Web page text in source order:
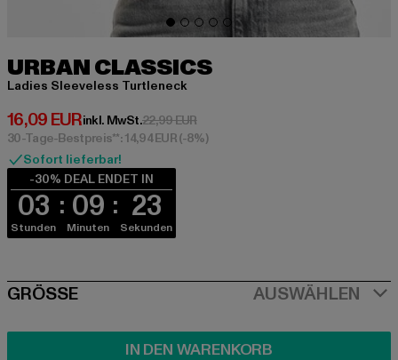
URBAN CLASSICS
Ladies Sleeveless Turtleneck
16,09 EUR
Derzeitiger Preis: 16,09 EUR
inkl. MwSt.22,99 EURAktionspreis: 22,99 EUR
30-Tage-Bestpreis**: 14,94 EUR(-8%)
Sofort lieferbar!
-30% DEAL ENDET IN
03
Stunden
09
Minuten
23
Sekunden
SIZE
GRÖSSE AUSWÄHLEN
IN DEN WARENKORB